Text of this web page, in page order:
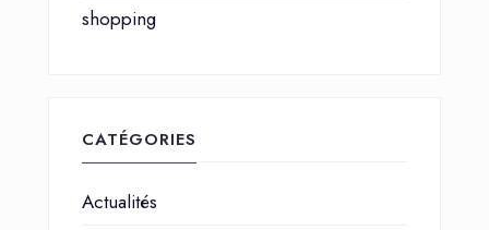
shopping
CATÉGORIES
Actualités